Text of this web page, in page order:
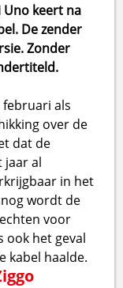
Uno keert na
De zender
Zonder
februari als
over de
dat de
jaar al
in het
wordt de
voor
ook het geval
kabel haalde.